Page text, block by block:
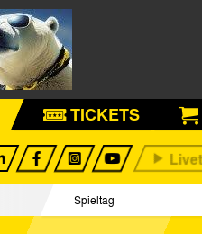
TICKETS
Spieltag
Begegnungen